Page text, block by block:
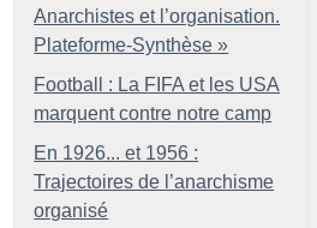
Anarchistes et l’organisation.
Plateforme-Synthèse »
Football : La FIFA et les USA
marquent contre notre camp
En 1926... et 1956 :
Trajectoires de l’anarchisme
organisé